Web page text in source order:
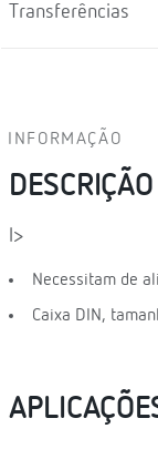
Transferências
INFORMAÇÃO
DESCRIÇÃO
l>
Necessitam de
Caixa DIN,